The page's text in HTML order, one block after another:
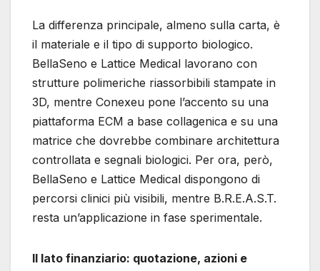
La differenza principale, almeno sulla carta, è
il materiale e il tipo di supporto biologico.
BellaSeno e Lattice Medical lavorano con
strutture polimeriche riassorbibili stampate in
3D, mentre Conexeu pone l’accento su una
piattaforma ECM a base collagenica e su una
matrice che dovrebbe combinare architettura
controllata e segnali biologici. Per ora, però,
BellaSeno e Lattice Medical dispongono di
percorsi clinici più visibili, mentre B.R.E.A.S.T.
resta un’applicazione in fase sperimentale.
Il lato finanziario: quotazione, azioni e